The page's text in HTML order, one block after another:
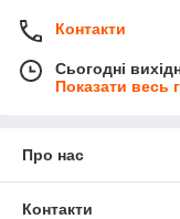
Контакти
Сьогодні
Показати весь
Про нас
Контакти